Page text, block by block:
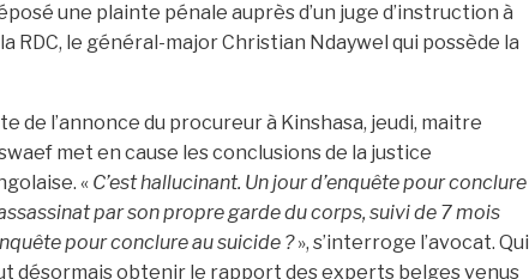
une plainte pénale auprès d’un juge d’instruction à
RDC, le général-major Christian Ndaywel qui possède la
de l’annonce du procureur à Kinshasa, jeudi, maitre
met en cause les conclusions de la justice
« C’est hallucinant. Un jour d’enquête pour conclure
par son propre garde du corps, suivi de 7 mois
pour conclure au suicide ?», s’interroge l’avocat. Qui
désormais obtenir le rapport des experts belges venus